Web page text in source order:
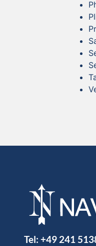
Tel: +49 241